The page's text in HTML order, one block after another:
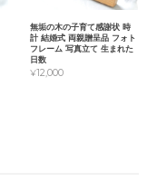
無垢の木の子育て感謝状 時
計 結婚式 両親贈呈品 フォト
フレーム 写真立て 生まれた
日数
¥12,000